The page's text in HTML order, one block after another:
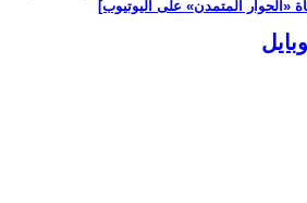
‫«الحوار المتمدن» على اليوتيوب]